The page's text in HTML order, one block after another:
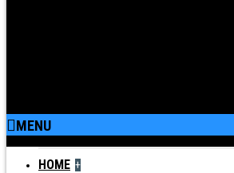
MENU
HOME +